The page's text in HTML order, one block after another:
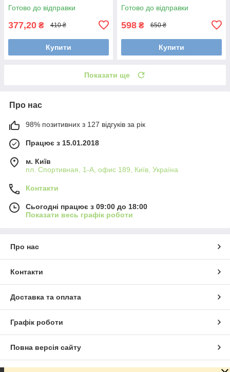
Готово до відправки
377,20 ₴ 410 ₴
Купити
Готово до відправки
598 ₴ 650 ₴
Купити
Показати ще
Про нас
98% позитивних з 127 відгуків за рік
Працює з 15.01.2018
м. Київ
пл. Спортивная, 1-А, офис 189, Київ, Україна
Контакти
Сьогодні працює з 09:00 до 18:00
Показати весь графік роботи
Про нас
Контакти
Доставка та оплата
Графік роботи
Повна версія сайту